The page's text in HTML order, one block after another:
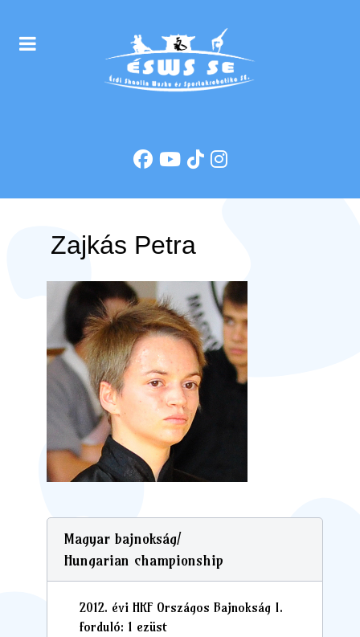
Zajkás Petra
Magyar bajnokság/
Hungarian championship
2012. évi HKF Országos Bajnokság I.
forduló: 1 ezüst